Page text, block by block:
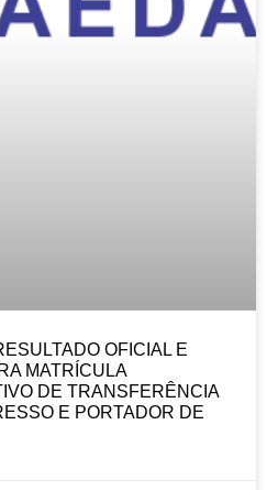
OFICIAL E
MATRÍCULA
DE TRANSFERÊNCIA
E PORTADOR DE